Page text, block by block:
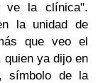
ve la clínica".
la unidad de
que veo el
quien ya dijo en
símbolo de la